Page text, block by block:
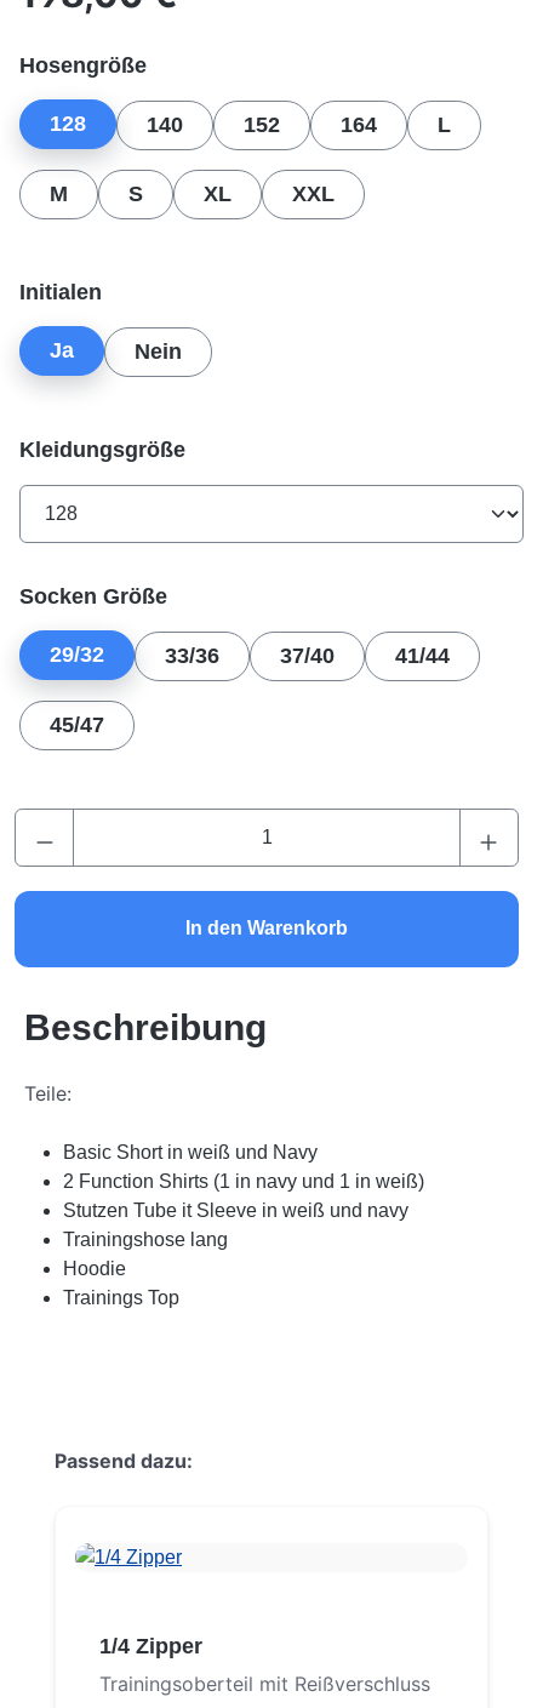
Hosengrößeauswählen
128 140 152 164 L
M S XL XXL
Initialen
Ja Nein
Kleidungsgrößeauswählen
Socken Größeauswählen
29/32 33/36 37/40 41/44
45/47
Produkt Anzahl: Gib den gewünschten
In den Warenkorb
Beschreibung
Teile:
Basic Short in weiß und Navy
2 Function Shirts (1 in navy und 1 in weiß)
Stutzen Tube it Sleeve in weiß und navy
Trainingshose lang
Hoodie
Trainings Top
Produktgalerie überspringen
Passend dazu:
1/4 Zipper
Trainingsoberteil mit Reißverschluss